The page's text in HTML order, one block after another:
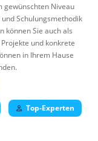
gewünschten Niveau
Schulungsmethodik
können Sie auch als
und konkrete
in Ihrem Hause
Top-Experten